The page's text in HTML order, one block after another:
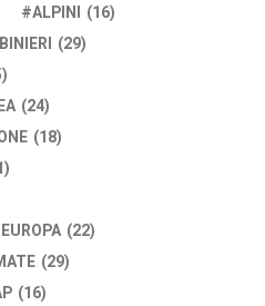
ALPINI (16)
(29)
(24)
(18)
EUROPA (22)
(29)
(16)